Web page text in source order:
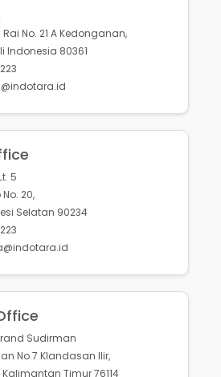
No. 21 A Kedonganan,
Indonesia 80361
5
20,
Selatan 90234
Sudirman
No.7 Klandasan Ilir,
Timur 76114